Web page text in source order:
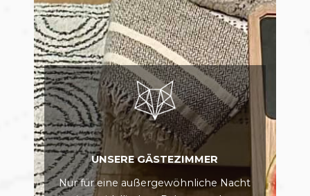
UNSERE GÄSTEZIMMER
Nur für eine außergewöhnliche Nacht